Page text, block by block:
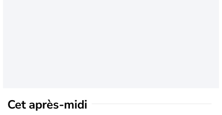
Cet après-midi